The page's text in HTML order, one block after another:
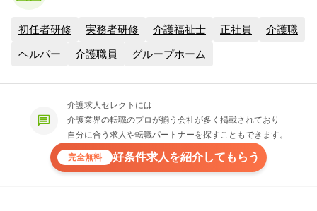
初任者研修 実務者研修 介護福祉士 正社員 介護職
ヘルパー 介護職員 グループホーム
介護求人セレクトには
介護業界の転職のプロが揃う会社が多く掲載されており
自分に合う求人や転職パートナーを探すこともできます。
完全無料 好条件求人を紹介してもらう